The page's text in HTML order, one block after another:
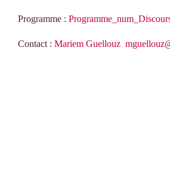
Programme :
Contact : Mariem Guellouz